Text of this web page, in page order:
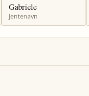
Gabriele
Jentenavn